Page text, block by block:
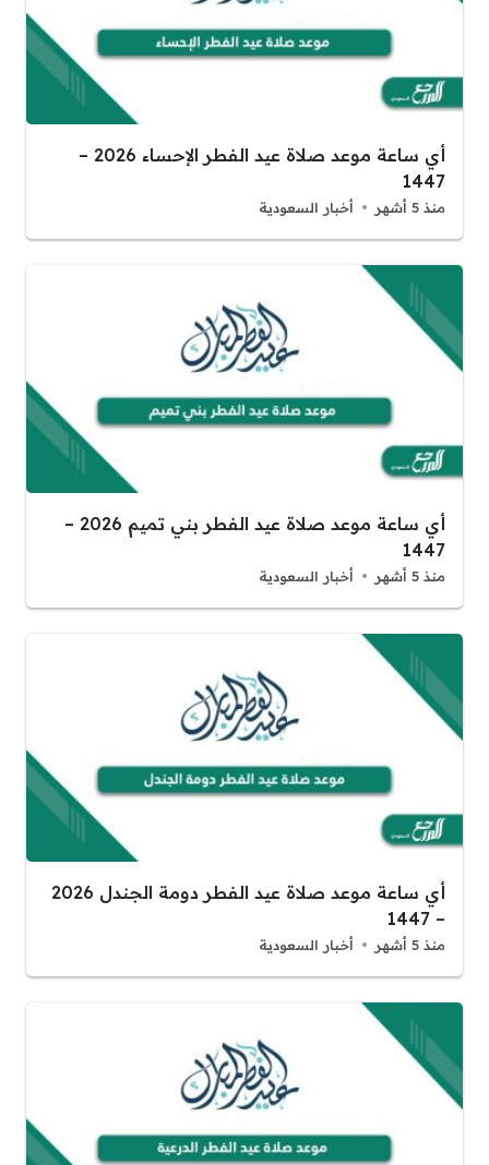
أي ساعة موعد صلاة عيد الفطر الإحساء 2026 –
1447
منذ 5 أشهر أخبار السعودية
أي ساعة موعد صلاة عيد الفطر بني تميم 2026 –
1447
منذ 5 أشهر أخبار السعودية
أي ساعة موعد صلاة عيد الفطر دومة الجندل 2026
– 1447
منذ 5 أشهر أخبار السعودية